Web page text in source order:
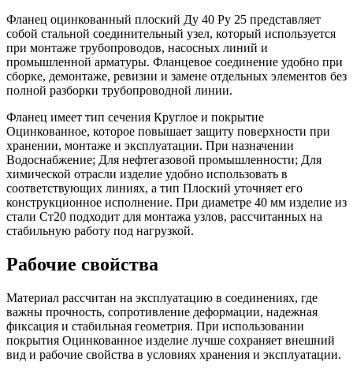
Фланец оцинкованный плоский Ду 40 Ру 25 представляет
собой стальной соединительный узел, который используется
при монтаже трубопроводов, насосных линий и
промышленной арматуры. Фланцевое соединение удобно при
сборке, демонтаже, ревизии и замене отдельных элементов без
полной разборки трубопроводной линии.
Фланец имеет тип сечения Круглое и покрытие
Оцинкованное, которое повышает защиту поверхности при
хранении, монтаже и эксплуатации. При назначении
Водоснабжение; Для нефтегазовой промышленности; Для
химической отрасли изделие удобно использовать в
соответствующих линиях, а тип Плоский уточняет его
конструкционное исполнение. При диаметре 40 мм изделие из
стали Ст20 подходит для монтажа узлов, рассчитанных на
стабильную работу под нагрузкой.
Рабочие свойства
Материал рассчитан на эксплуатацию в соединениях, где
важны прочность, сопротивление деформации, надежная
фиксация и стабильная геометрия. При использовании
покрытия Оцинкованное изделие лучше сохраняет внешний
вид и рабочие свойства в условиях хранения и эксплуатации.